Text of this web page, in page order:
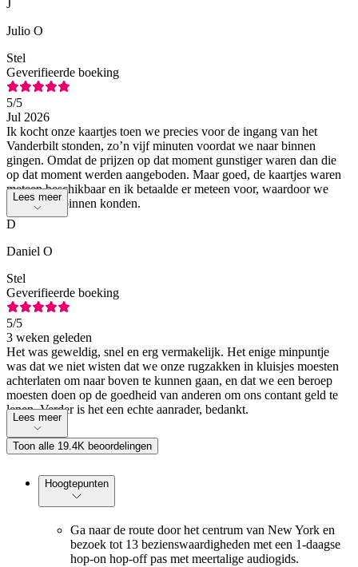
J
Julio O
Stel
Geverifieerde boeking
5/5
Jul 2026
Ik kocht onze kaartjes toen we precies voor de ingang van het
Vanderbilt stonden, zo’n vijf minuten voordat we naar binnen
gingen. Omdat de prijzen op dat moment gunstiger waren dan die
op dat moment werden aangeboden. Maar goed, de kaartjes waren
meteen beschikbaar en ik betaalde er meteen voor, waardoor we
direct naar binnen konden.
Lees meer
D
Daniel O
Stel
Geverifieerde boeking
5/5
3 weken geleden
Het was geweldig, snel en erg vermakelijk. Het enige minpuntje
was dat we niet wisten dat we onze rugzakken in kluisjes moesten
achterlaten om naar boven te kunnen gaan, en dat we een beroep
moesten doen op de goedheid van anderen om ons contant geld te
lenen. Verder is het een echte aanrader, bedankt.
Lees meer
Toon alle 19.4K beoordelingen
Hoogtepunten
Ga naar de route door het centrum van New York en
bezoek tot 13 bezienswaardigheden met een 1-daagse
hop-on hop-off pas met meertalige audiogids.